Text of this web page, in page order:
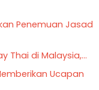
Penemuan Jasad
Thai di Malaysia,...
Ucapan